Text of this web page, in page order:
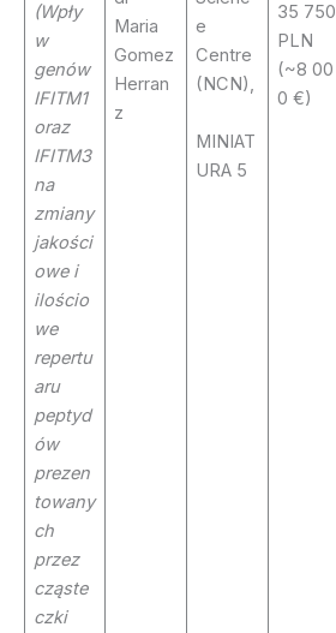
(Wpły
w
genów
IFITM1
oraz
IFITM3
na
zmiany
jakości
owe i
ilościo
we
repertu
aru
peptyd
ów
prezen
towany
ch
przez
cząste
czki
Maria
Gomez
Herran
z
e
Centre
(NCN),
MINIAT
URA 5
35 750
PLN
(~8 00
0 €)